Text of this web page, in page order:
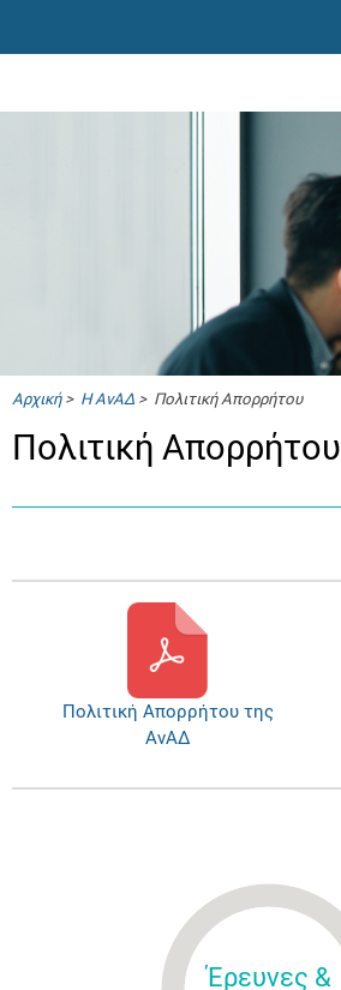
Αρχική> Η ΑνΑΔ > Πολιτική Απορρήτου
Πολιτική Απορρήτου
Πολιτική Απορρήτου της
ΑνΑΔ
Έρευνες &